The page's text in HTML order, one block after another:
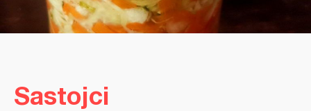
Sastojci